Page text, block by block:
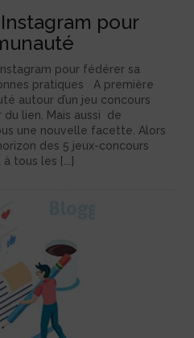
pour
pour fédérer sa
pratiques A première
autour d’un jeu concours
lien. Mais aussi de
une nouvelle facette. Alors
des 5 jeux-concours
tous les [...]